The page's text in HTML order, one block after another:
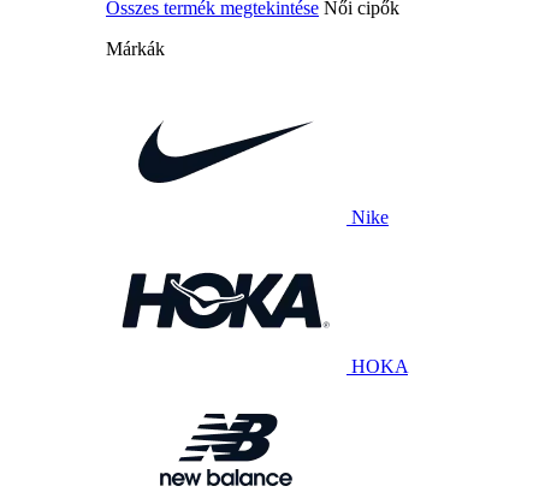
Összes termék megtekintése Női cipők
Márkák
Nike
HOKA